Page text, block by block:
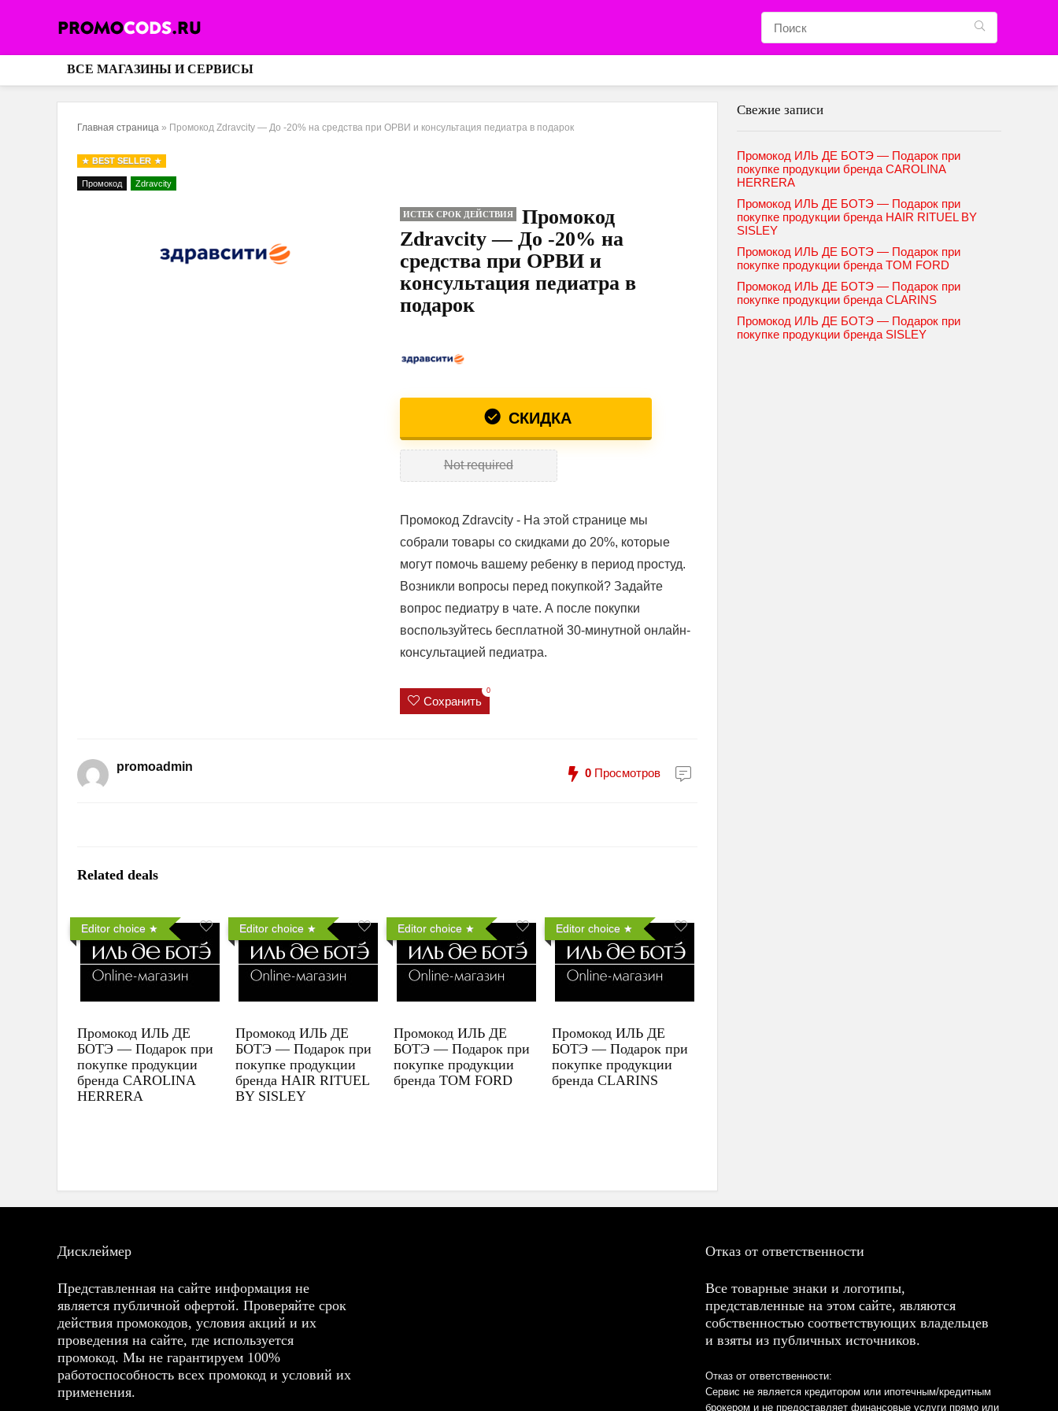
ВСЕ МАГАЗИНЫ И СЕРВИСЫ
Главная страница » Промокод Zdravcity — До -20% на средства при ОРВИ и консультация педиатра в подарок
BEST SELLER
Промокод Zdravcity
ИСТЕК СРОК ДЕЙСТВИЯ
Промокод
Zdravcity — До -20% на
средства при ОРВИ и
консультация педиатра в
подарок
СКИДКА
Not required
Промокод Zdravcity - На этой странице мы
собрали товары со скидками до 20%, которые
могут помочь вашему ребенку в период простуд.
Возникли вопросы перед покупкой? Задайте
вопрос педиатру в чате. А после покупки
воспользуйтесь бесплатной 30-минутной онлайн-
консультацией педиатра.
Сохранить
0
promoadmin 0 Просмотров
Related deals
Editor choice
Промокод ИЛЬ ДЕ
БОТЭ — Подарок при
покупке продукции
бренда CAROLINA
HERRERA
Editor choice
Промокод ИЛЬ ДЕ
БОТЭ — Подарок при
покупке продукции
бренда HAIR RITUEL
BY SISLEY
Editor choice
Промокод ИЛЬ ДЕ
БОТЭ — Подарок при
покупке продукции
бренда TOM FORD
Editor choice
Промокод ИЛЬ ДЕ
БОТЭ — Подарок при
покупке продукции
бренда CLARINS
Свежие записи
Промокод ИЛЬ ДЕ БОТЭ — Подарок при
покупке продукции бренда CAROLINA
HERRERA
Промокод ИЛЬ ДЕ БОТЭ — Подарок при
покупке продукции бренда HAIR RITUEL BY
SISLEY
Промокод ИЛЬ ДЕ БОТЭ — Подарок при
покупке продукции бренда TOM FORD
Промокод ИЛЬ ДЕ БОТЭ — Подарок при
покупке продукции бренда CLARINS
Промокод ИЛЬ ДЕ БОТЭ — Подарок при
покупке продукции бренда SISLEY
Дисклеймер
Представленная на сайте информация не
является публичной офертой. Проверяйте срок
действия промокодов, условия акций и их
проведения на сайте, где используется
промокод. Мы не гарантируем 100%
работоспособность всех промокод и условий их
применения.
Отказ от ответственности
Все товарные знаки и логотипы,
представленные на этом сайте, являются
собственностью соответствующих владельцев
и взяты из публичных источников.
Отказ от ответственности:
Сервис не является кредитором или ипотечным/кредитным
брокером и не предоставляет финансовые услуги прямо или